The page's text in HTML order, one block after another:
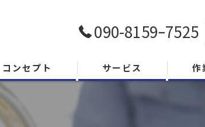
090-8159ｰ7525
コンセプト サービス 作